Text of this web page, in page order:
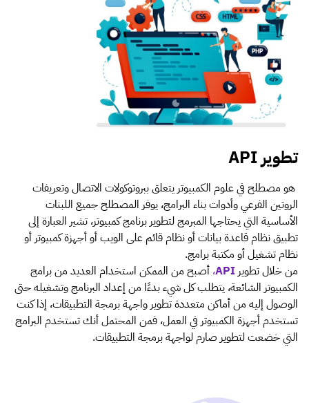
تطوير API
هو مصطلح في علوم الكمبيوتر يتعلق ببروتوكولات الاتصال وتعريفات
الروتين الفرعي وأدوات بناء البرامج، يوفر المصطلح جميع اللبنات
الأساسية التي يحتاجها المبرمج لتطوير برنامج كمبيوتر، تشير العبارة إلى
تطبيق نظام قاعدة بيانات أو نظام قائم على الويب أو أجهزة كمبيوتر أو
نظام تشغيل أو مكتبة برامج.
من خلال تطوير API، أصبح من الممكن استخدام العديد من برامج
الكمبيوتر الشائعة، يتطلب كل شيء بدءًا من إعداد البرنامج وتشغيله حتى
الوصول إليه من أماكن متعددة تطوير واجهة برمجة التطبيقات، إذا كنت
تستخدم أجهزة الكمبيوتر في العمل، فمن المحتمل أنك تستخدم البرامج
التي خضعت لتطوير صارم لواجهة برمجة التطبيقات.